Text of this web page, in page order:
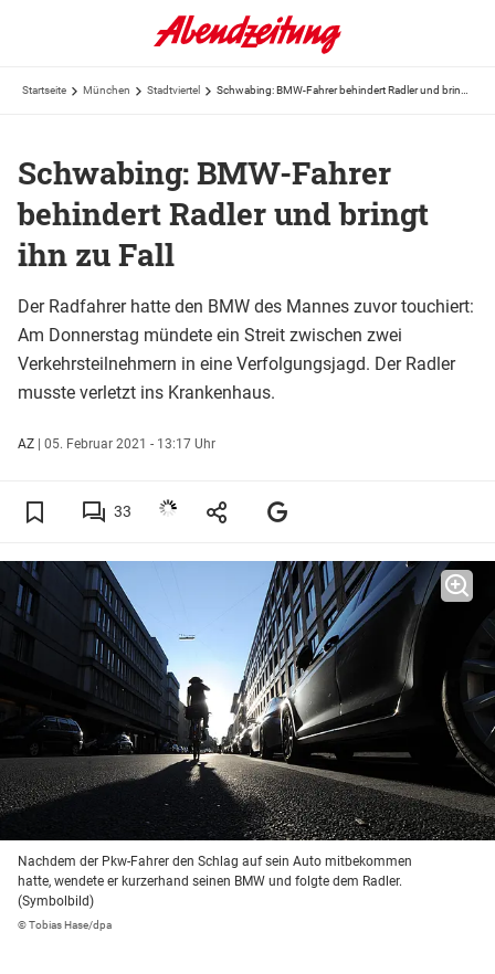
Startseite München Stadtviertel
Schwabing: BMW-Fahrer
behindert Radler und bringt
ihn zu Fall
Der Radfahrer hatte den BMW des Mannes zuvor touchiert:
Am Donnerstag mündete ein Streit zwischen zwei
Verkehrsteilnehmern in eine Verfolgungsjagd. Der Radler
musste verletzt ins Krankenhaus.
AZ | 05. Februar 2021 - 13:17 Uhr
33
Nachdem der Pkw-Fahrer den Schlag auf sein Auto mitbekommen
hatte, wendete er kurzerhand seinen BMW und folgte dem Radler.
(Symbolbild)
© Tobias Hase/dpa